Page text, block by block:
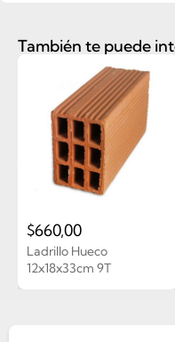
También te puede
Ladrillo Hueco
12x18x33cm 9T
$660,00